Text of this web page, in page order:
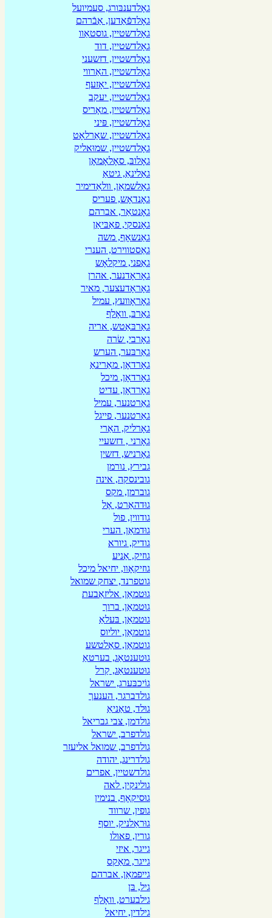
גאָלדענבּורג, סעמיועל
גאָלדפֿאַדען, אַבֿרהם
גאָלדשטיין, גוסטאַוו
גאָלדשטיין, דוד
גאָלדשטיין, דזשעני
גאָלדשטיין, האַרווי
גאָלדשטיין, יאָזעף
גאָלדשטיין, יעקב
גאָלדשטיין, מאָריס
גאָלדשטיין, פּיני
גאָלדשטיין, שאַרלאָט
גאָלדשטיין, שמוּאליק
גאָלובּ, סאָלאָמאָן
גאַלינאַ, גיטאַ
גאָלשמאַן, װלאַדימיר
גאָנדאָש, פעריס
גאָנטאַר, אברהם
גאָנסקי, פאַבּיאַן
גאַנשאָף, משה
גאַסטווירט, הענרי
גאַפני, מיקלאָש
גאָראָדנער, אהרן
גאָראָדעצער, מאיר
גאָראָװעץ, עמיל
גאַרבּ, וואָלף
גאַרבּאַטש, אריה
גאָרבי, שׂרה
גאַרבּער, הערש
גאָרדאָן, מאַרינאַ
גאָרדאָן, מיכל
גאָרדאָן, עדיט
גאַרטנער, עמיל
גאַרטנער, פייגל
גאָרליק, האַרי
גאָרני , דזשעיי
גאָרניש, דזשין
גבירץ, נורמן
גובינסקה, אינה
גוברמן, מקס
גוּדהאַרט, אֶל
גודווין, פול
גוּדמאַן, הערי
גודיק, גיורא
גוזיק, אַניע
גוזיקאָװ, יחיאל מיכל
גוטפרנד, יצחק שמואל
גוּטמאַן, אליזאַבעת
גוּטמאַן, ברוך
גוּטמאַן, בּעלאַ
גוטמאַן, יוליוס
גוטמאַן, סאַלטשע
גוּטענטאַג, בערטאַ
גוּטענטאַג, קַרל
גוֹיכבּערג, ישראל
גולדברגר, הענעך
גוּלד, טאַניאַ
גולדמן, צבי גבריאל
גולדפרב, ישראל
גולדפרב, שמואל אליעזר
גולדרינג, יהודה
גולדשטיין, אפרים
גולינקין, לאה
גוּסיקאָף, בנימין
גופין, שרווד
גוּראַלניק, יוסף
גורין, פאולו
גייגר, איזי
גייגר, מאַקס
גייפמאַן, אברהם
גיל, בּן
גילבערט, וואָלף
גילדין, יחיאל